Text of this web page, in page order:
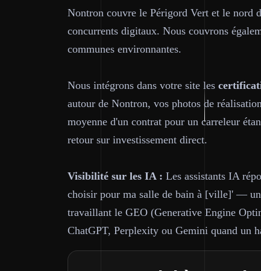
Nontron couvre le Périgord Vert et le nord
concurrents digitaux. Nous couvrons
communes environnantes.
Nous intégrons dans votre site les
autour de Nontron, vos photos de
moyenne d'un contrat pour un carreleur
retour sur investissement direct.
Visibilité sur les IA : Les assistants IA
choisir pour ma salle de bain à [ville]' —
travaillant le GEO (Generative Engine
ChatGPT, Perplexity ou Gemini quand un